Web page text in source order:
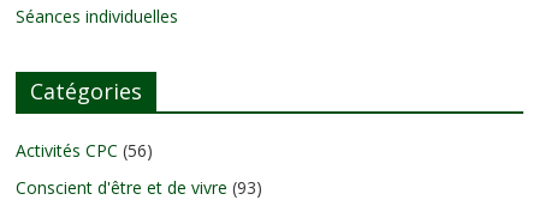
Séances individuelles
Catégories
Activités CPC (56)
Conscient d'être et de vivre (93)